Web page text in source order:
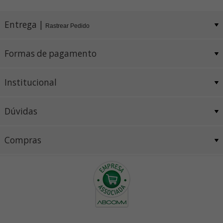
Entrega | Rastrear Pedido
Formas de pagamento
Institucional
Dúvidas
Compras